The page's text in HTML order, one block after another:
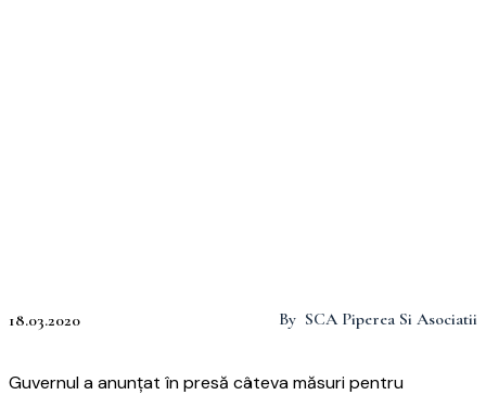
18.03.2020 By SCA Piperea Si Asociatii
Guvernul a anunțat în presă câteva măsuri pentru